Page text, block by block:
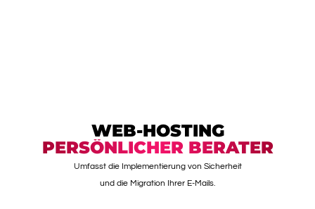
WEB-HOSTING
PERSÖNLICHER BERATER
Umfasst die Implementierung von Sicherheit
und die Migration Ihrer E-Mails.